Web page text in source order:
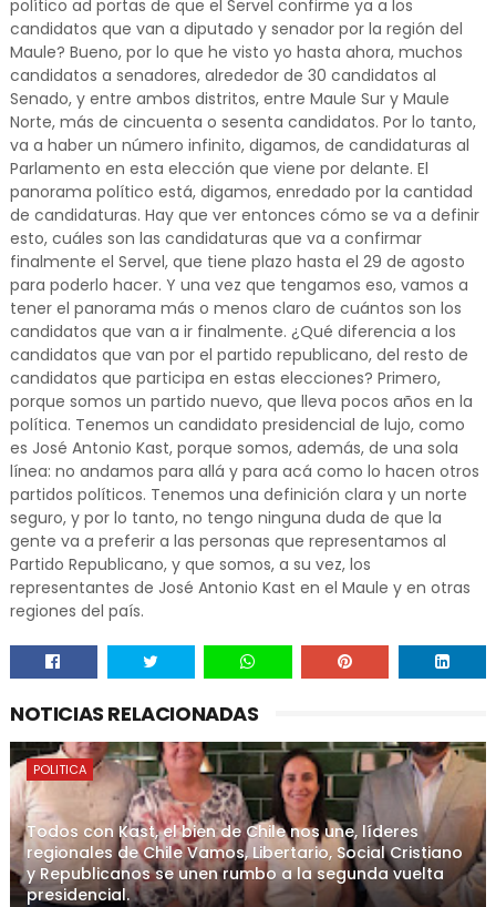
político ad portas de que el Servel confirme ya a los
candidatos que van a diputado y senador por la región del
Maule? Bueno, por lo que he visto yo hasta ahora, muchos
candidatos a senadores, alrededor de 30 candidatos al
Senado, y entre ambos distritos, entre Maule Sur y Maule
Norte, más de cincuenta o sesenta candidatos. Por lo tanto,
va a haber un número infinito, digamos, de candidaturas al
Parlamento en esta elección que viene por delante. El
panorama político está, digamos, enredado por la cantidad
de candidaturas. Hay que ver entonces cómo se va a definir
esto, cuáles son las candidaturas que va a confirmar
finalmente el Servel, que tiene plazo hasta el 29 de agosto
para poderlo hacer. Y una vez que tengamos eso, vamos a
tener el panorama más o menos claro de cuántos son los
candidatos que van a ir finalmente. ¿Qué diferencia a los
candidatos que van por el partido republicano, del resto de
candidatos que participa en estas elecciones? Primero,
porque somos un partido nuevo, que lleva pocos años en la
política. Tenemos un candidato presidencial de lujo, como
es José Antonio Kast, porque somos, además, de una sola
línea: no andamos para allá y para acá como lo hacen otros
partidos políticos. Tenemos una definición clara y un norte
seguro, y por lo tanto, no tengo ninguna duda de que la
gente va a preferir a las personas que representamos al
Partido Republicano, y que somos, a su vez, los
representantes de José Antonio Kast en el Maule y en otras
regiones del país.
NOTICIAS RELACIONADAS
POLITICA
Todos con Kast, el bien de Chile nos une, líderes
regionales de Chile Vamos, Libertario, Social Cristiano
y Republicanos se unen rumbo a la segunda vuelta
presidencial.